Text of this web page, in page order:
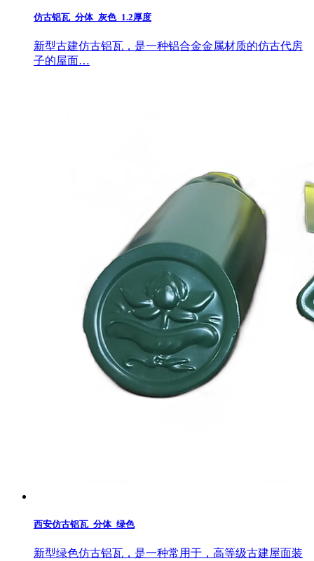
仿古铝瓦_分体_灰色_1.2厚度
新型古建仿古铝瓦，是一种铝合金金属材质的仿古代房
子的屋面…
西安仿古铝瓦_分体_绿色
新型绿色仿古铝瓦，是一种常用于，高等级古建屋面装